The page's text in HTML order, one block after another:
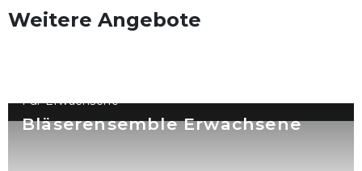
Weitere Angebote
Bläserensemble Erwachsene
Für Erwachsene